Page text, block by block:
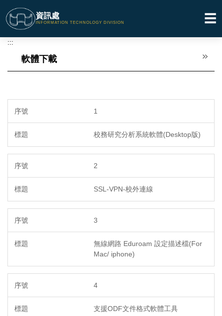
到
主
要
區
資訊處
INFORMATION TECHNOLOGY DIVISION ☰
:::
軟體下載
1
校務研究分析系統軟體(Desktop版)
2
SSL-VPN-校外連線
3
無線網路 Eduroam 設定描述檔(For
Mac/ iphone)
4
支援ODF文件格式軟體工具